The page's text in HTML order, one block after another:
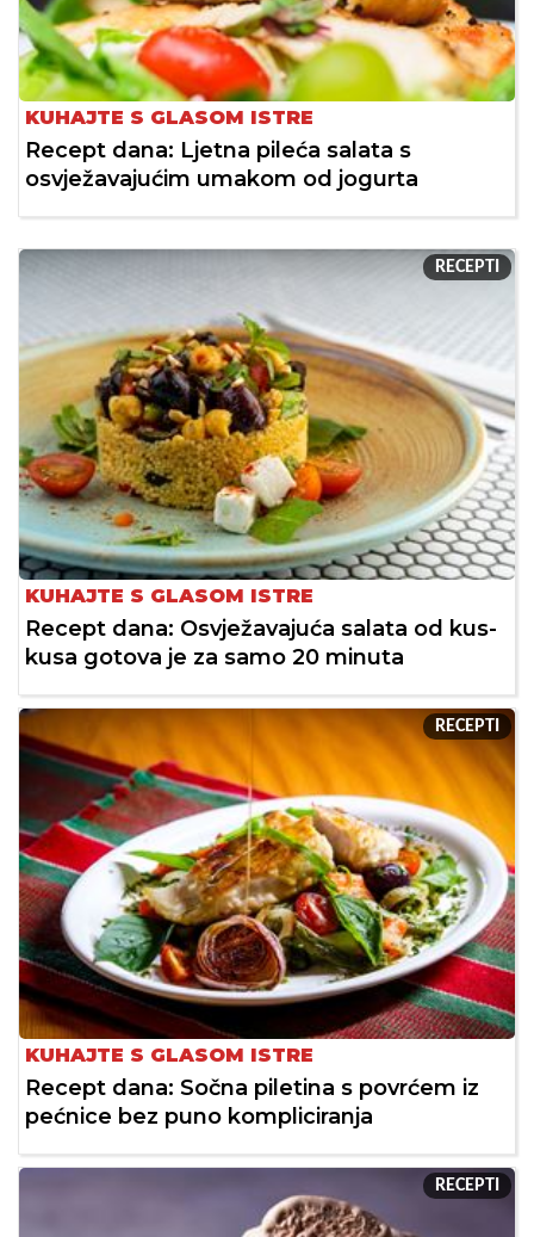
KUHAJTE S GLASOM ISTRE
Recept dana: Ljetna pileća salata s
osvježavajućim umakom od jogurta
RECEPTI
KUHAJTE S GLASOM ISTRE
Recept dana: Osvježavajuća salata od kus-
kusa gotova je za samo 20 minuta
RECEPTI
KUHAJTE S GLASOM ISTRE
Recept dana: Sočna piletina s povrćem iz
pećnice bez puno kompliciranja
RECEPTI